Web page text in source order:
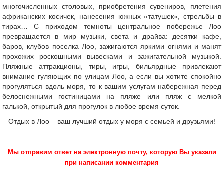
многочисленных столовых, приобретения сувениров, плетения
африканских косичек, нанесения южных «татушек», стрельбы в
тирах… С приходом темноты центральное побережье Лоо
превращается в мир музыки, света и драйва: десятки кафе,
баров, клубов поселка Лоо, зажигаются яркими огнями и манят
прохожих роскошными вывесками и зажигательной музыкой.
Пляжные аттракционы, тиры, игры, бильярдные привлекают
внимание гуляющих по улицам Лоо, а если вы хотите спокойно
прогуляться вдоль моря, то к вашим услугам набережная перед
белоснежными гостиницами на пляже или пляж с мелкой
галькой, открытый для прогулок в любое время суток.
Отдых в Лоо – ваш лучший отдых у моря с семьей и друзьями!
Мы отправим ответ на электронную почту, которую Вы указали
при написании комментария